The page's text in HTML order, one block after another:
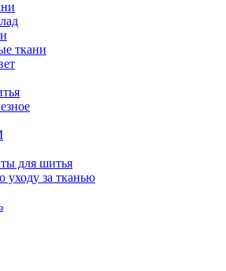
ткани
для шитья
уходу за тканью